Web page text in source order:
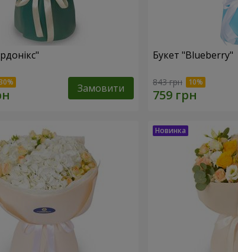
Замовити
Букет "Blueberry"
843 грн